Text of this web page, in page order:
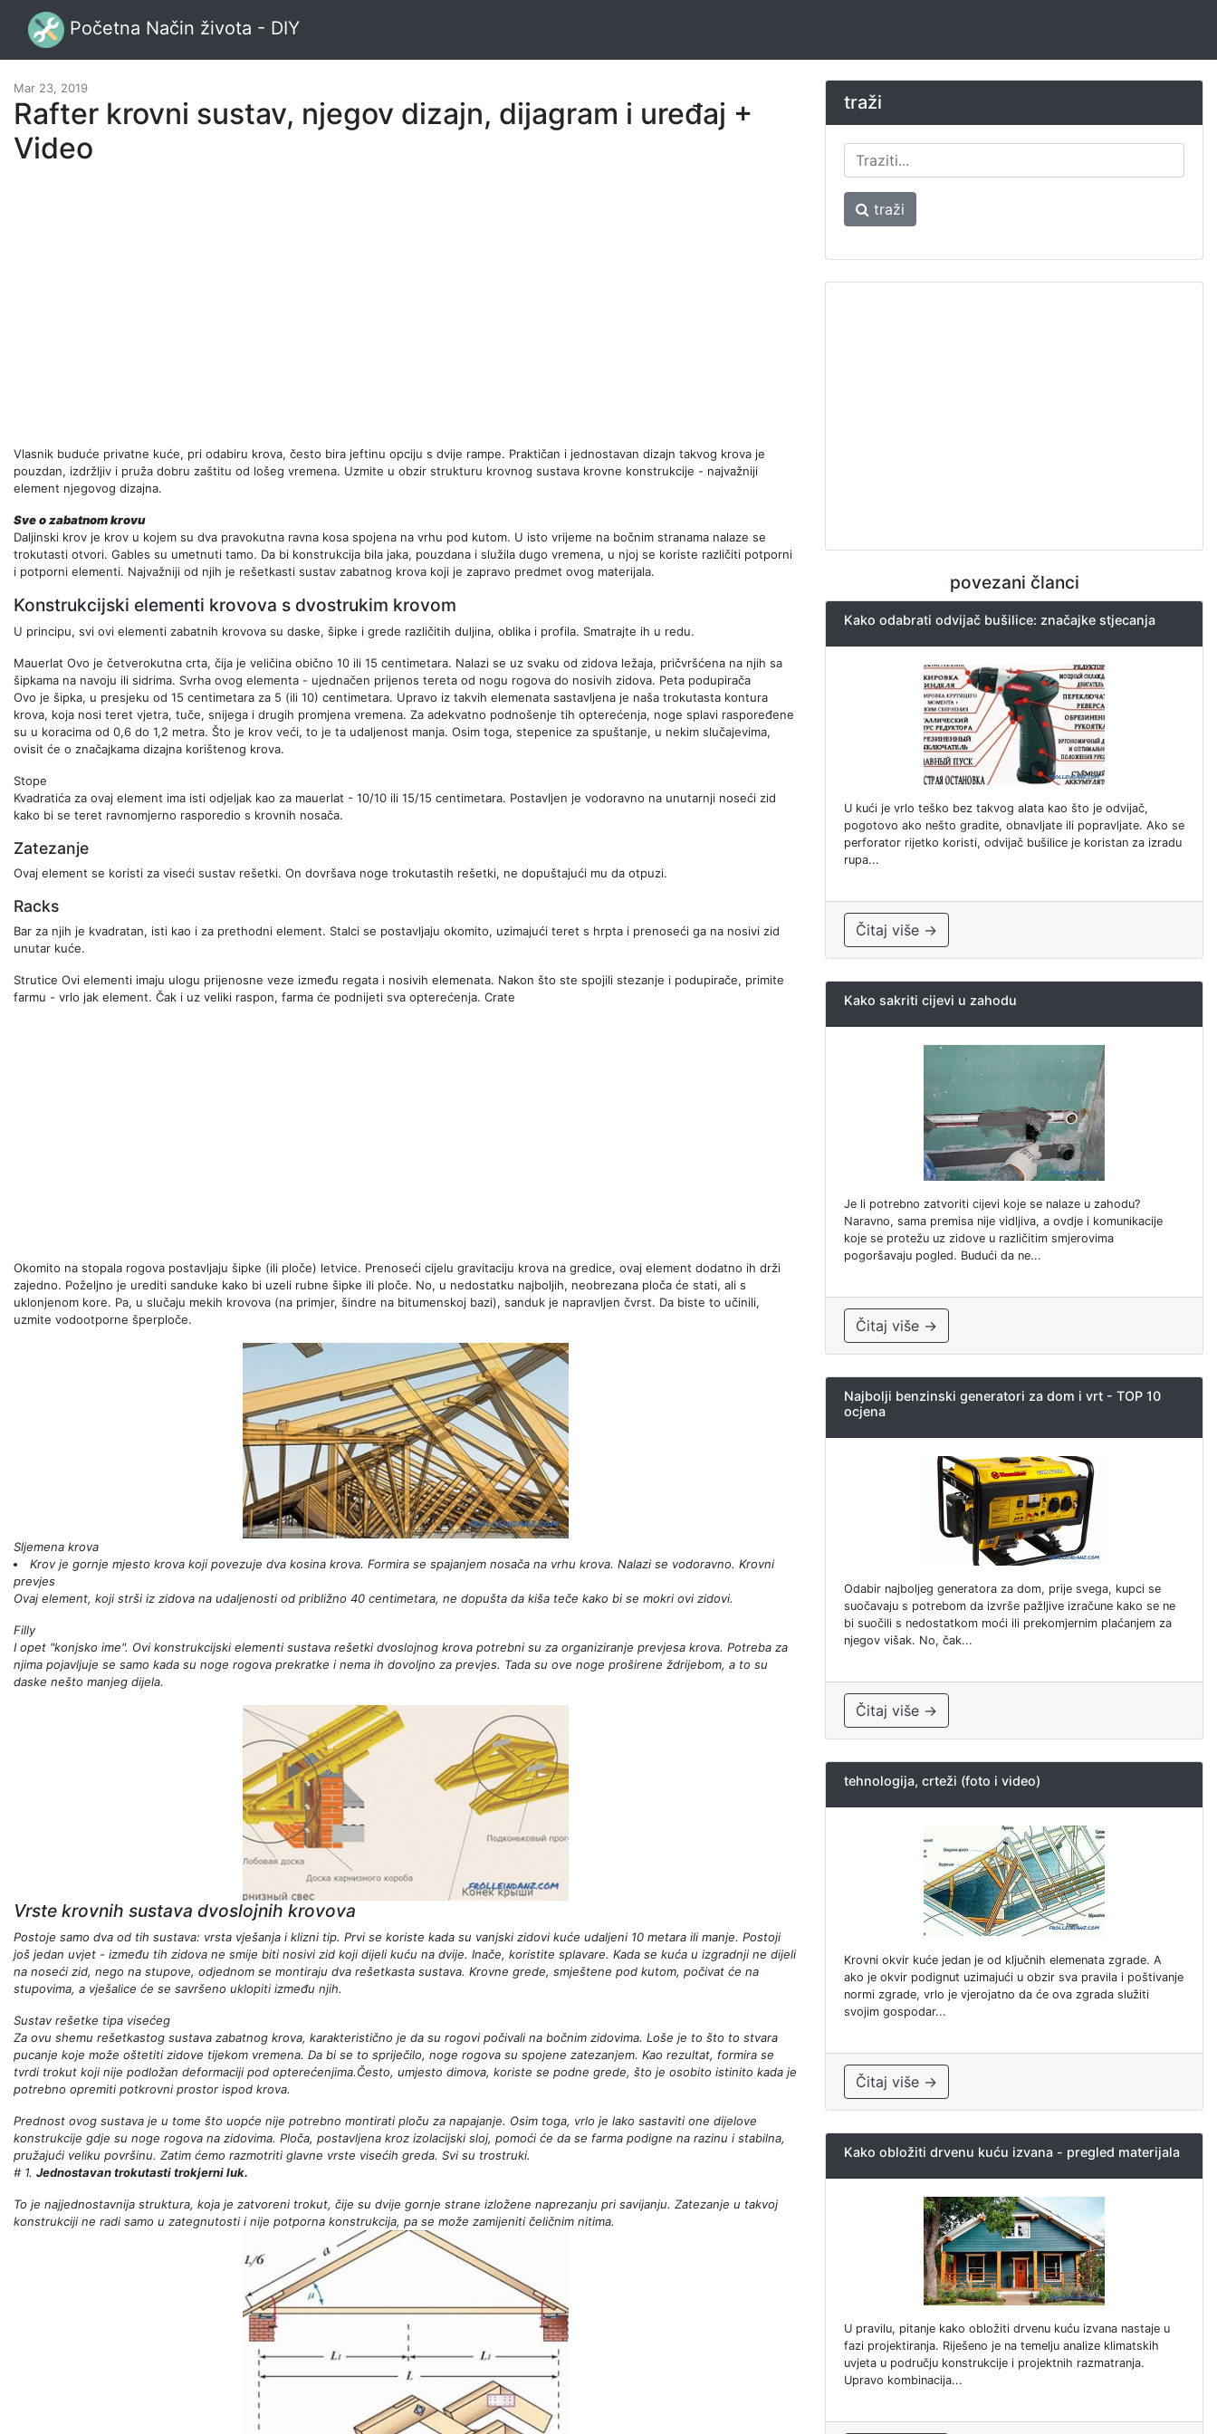
Početna Način života - DIY
Mar 23, 2019
Rafter krovni sustav, njegov dizajn, dijagram i uređaj +
Video
Vlasnik buduće privatne kuće, pri odabiru krova, često bira jeftinu opciju s dvije rampe. Praktičan i jednostavan dizajn takvog krova je
pouzdan, izdržljiv i pruža dobru zaštitu od lošeg vremena. Uzmite u obzir strukturu krovnog sustava krovne konstrukcije - najvažniji
element njegovog dizajna.
Sve o zabatnom krovu
Daljinski krov je krov u kojem su dva pravokutna ravna kosa spojena na vrhu pod kutom. U isto vrijeme na bočnim stranama nalaze se
trokutasti otvori. Gables su umetnuti tamo. Da bi konstrukcija bila jaka, pouzdana i služila dugo vremena, u njoj se koriste različiti potporni
i potporni elementi. Najvažniji od njih je rešetkasti sustav zabatnog krova koji je zapravo predmet ovog materijala.
Konstrukcijski elementi krovova s ​​dvostrukim krovom
U principu, svi ovi elementi zabatnih krovova su daske, šipke i grede različitih duljina, oblika i profila. Smatrajte ih u redu.
Mauerlat Ovo je četverokutna crta, čija je veličina obično 10 ili 15 centimetara. Nalazi se uz svaku od zidova ležaja, pričvršćena na njih sa
šipkama na navoju ili sidrima. Svrha ovog elementa - ujednačen prijenos tereta od nogu rogova do nosivih zidova. Peta podupirača
Ovo je šipka, u presjeku od 15 centimetara za 5 (ili 10) centimetara. Upravo iz takvih elemenata sastavljena je naša trokutasta kontura
krova, koja nosi teret vjetra, tuče, snijega i drugih promjena vremena. Za adekvatno podnošenje tih opterećenja, noge splavi raspoređene
su u koracima od 0,6 do 1,2 metra. Što je krov veći, to je ta udaljenost manja. Osim toga, stepenice za spuštanje, u nekim slučajevima,
ovisit će o značajkama dizajna korištenog krova.
Stope
Kvadratića za ovaj element ima isti odjeljak kao za mauerlat - 10/10 ili 15/15 centimetara. Postavljen je vodoravno na unutarnji noseći zid
kako bi se teret ravnomjerno rasporedio s krovnih nosača.
Zatezanje
Ovaj element se koristi za viseći sustav rešetki. On dovršava noge trokutastih rešetki, ne dopuštajući mu da otpuzi.
Racks
Bar za njih je kvadratan, isti kao i za prethodni element. Stalci se postavljaju okomito, uzimajući teret s hrpta i prenoseći ga na nosivi zid
unutar kuće.
Strutice Ovi elementi imaju ulogu prijenosne veze između regata i nosivih elemenata. Nakon što ste spojili stezanje i podupirače, primite
farmu - vrlo jak element. Čak i uz veliki raspon, farma će podnijeti sva opterećenja. Crate
Okomito na stopala rogova postavljaju šipke (ili ploče) letvice. Prenoseći cijelu gravitaciju krova na gredice, ovaj element dodatno ih drži
zajedno. Poželjno je urediti sanduke kako bi uzeli rubne šipke ili ploče. No, u nedostatku najboljih, neobrezana ploča će stati, ali s
uklonjenom kore. Pa, u slučaju mekih krovova (na primjer, šindre na bitumenskoj bazi), sanduk je napravljen čvrst. Da biste to učinili,
uzmite vodootporne šperploče.
Sljemena krova
Krov je gornje mjesto krova koji povezuje dva kosina krova. Formira se spajanjem nosača na vrhu krova. Nalazi se vodoravno. Krovni
prevjes
Ovaj element, koji strši iz zidova na udaljenosti od približno 40 centimetara, ne dopušta da kiša teče kako bi se mokri ovi zidovi.
Filly
I opet "konjsko ime". Ovi konstrukcijski elementi sustava rešetki dvoslojnog krova potrebni su za organiziranje prevjesa krova. Potreba za
njima pojavljuje se samo kada su noge rogova prekratke i nema ih dovoljno za prevjes. Tada su ove noge proširene ždrijebom, a to su
daske nešto manjeg dijela.
Vrste krovnih sustava dvoslojnih krovova
Postoje samo dva od tih sustava: vrsta vješanja i klizni tip. Prvi se koriste kada su vanjski zidovi kuće udaljeni 10 metara ili manje. Postoji
još jedan uvjet - između tih zidova ne smije biti nosivi zid koji dijeli kuću na dvije. Inače, koristite splavare. Kada se kuća u izgradnji ne dijeli
na noseći zid, nego na stupove, odjednom se montiraju dva rešetkasta sustava. Krovne grede, smještene pod kutom, počivat će na
stupovima, a vješalice će se savršeno uklopiti između njih.
Sustav rešetke tipa visećeg
Za ovu shemu rešetkastog sustava zabatnog krova, karakteristično je da su rogovi počivali na bočnim zidovima. Loše je to što to stvara
pucanje koje može oštetiti zidove tijekom vremena. Da bi se to spriječilo, noge rogova su spojene zatezanjem. Kao rezultat, formira se
tvrdi trokut koji nije podložan deformaciji pod opterećenjima.Često, umjesto dimova, koriste se podne grede, što je osobito istinito kada je
potrebno opremiti potkrovni prostor ispod krova.
Prednost ovog sustava je u tome što uopće nije potrebno montirati ploču za napajanje. Osim toga, vrlo je lako sastaviti one dijelove
konstrukcije gdje su noge rogova na zidovima. Ploča, postavljena kroz izolacijski sloj, pomoći će da se farma podigne na razinu i stabilna,
pružajući veliku površinu. Zatim ćemo razmotriti glavne vrste visećih greda. Svi su trostruki.
# 1. Jednostavan trokutasti trokjerni luk.
To je najjednostavnija struktura, koja je zatvoreni trokut, čije su dvije gornje strane izložene naprezanju pri savijanju. Zatezanje u takvoj
konstrukciji ne radi samo u zategnutosti i nije potporna konstrukcija, pa se može zamijeniti čeličnim nitima.
traži
traži
povezani članci
Kako odabrati odvijač bušilice: značajke stjecanja
U kući je vrlo teško bez takvog alata kao što je odvijač,
pogotovo ako nešto gradite, obnavljate ili popravljate. Ako se
perforator rijetko koristi, odvijač bušilice je koristan za izradu
rupa...
Čitaj više →
Kako sakriti cijevi u zahodu
Je li potrebno zatvoriti cijevi koje se nalaze u zahodu?
Naravno, sama premisa nije vidljiva, a ovdje i komunikacije
koje se protežu uz zidove u različitim smjerovima
pogoršavaju pogled. Budući da ne...
Čitaj više →
Najbolji benzinski generatori za dom i vrt - TOP 10
ocjena
Odabir najboljeg generatora za dom, prije svega, kupci se
suočavaju s potrebom da izvrše pažljive izračune kako se ne
bi suočili s nedostatkom moći ili prekomjernim plaćanjem za
njegov višak. No, čak...
Čitaj više →
tehnologija, crteži (foto i video)
Krovni okvir kuće jedan je od ključnih elemenata zgrade. A
ako je okvir podignut uzimajući u obzir sva pravila i poštivanje
normi zgrade, vrlo je vjerojatno da će ova zgrada služiti
svojim gospodar...
Čitaj više →
Kako obložiti drvenu kuću izvana - pregled materijala
U pravilu, pitanje kako obložiti drvenu kuću izvana nastaje u
fazi projektiranja. Riješeno je na temelju analize klimatskih
uvjeta u području konstrukcije i projektnih razmatranja.
Upravo kombinacija...